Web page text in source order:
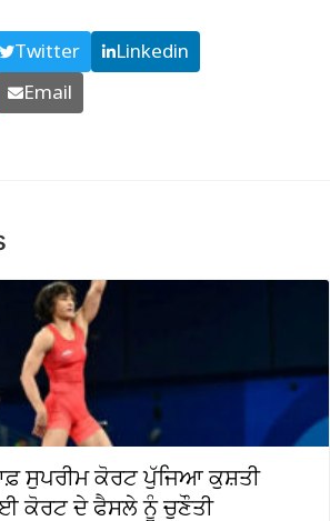
Twitter
Linkedin
Email
ਸੁਪਰੀਮ ਕੋਰਟ ਪੁੱਜਿਆ ਕੁਸ਼ਤੀ
ਕੋਰਟ ਦੇ ਫੈਸਲੇ ਨੂੰ ਚੁਣੌਤੀ